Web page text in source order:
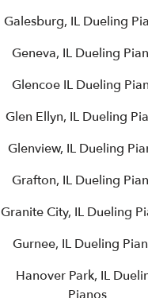
Galesburg, IL Dueling
Geneva, IL Dueling
Glencoe IL Dueling
Glen Ellyn, IL Dueling
Glenview, IL Dueling
Grafton, IL Dueling
Granite City, IL Dueling
Gurnee, IL Dueling
Hanover Park, IL